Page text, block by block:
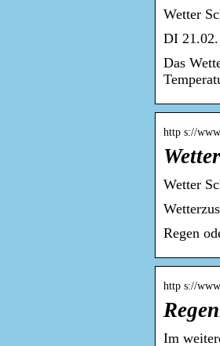
Wetter
DI 21.02.
Das
http s://
Wetter
Regen
http s://
Im